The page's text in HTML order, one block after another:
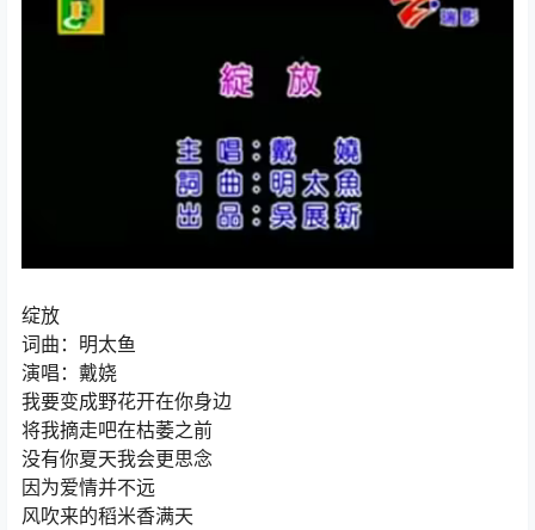
绽放
词曲：明太鱼
演唱：戴娆
我要变成野花开在你身边
将我摘走吧在枯萎之前
没有你夏天我会更思念
因为爱情并不远
风吹来的稻米香满天